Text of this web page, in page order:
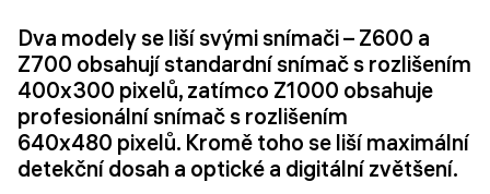
Dva modely se liší svými snímači – Z600 a
Z700 obsahují standardní snímač s rozlišením
400x300 pixelů, zatímco Z1000 obsahuje
profesionální snímač s rozlišením
640x480 pixelů. Kromě toho se liší maximální
detekční dosah a optické a digitální zvětšení.